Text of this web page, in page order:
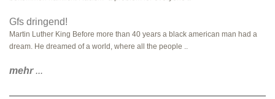
Gfs dringend!
Martin Luther King Before more than 40 years a black american man had a
dream. He dreamed of a world, where all the people ..
mehr...